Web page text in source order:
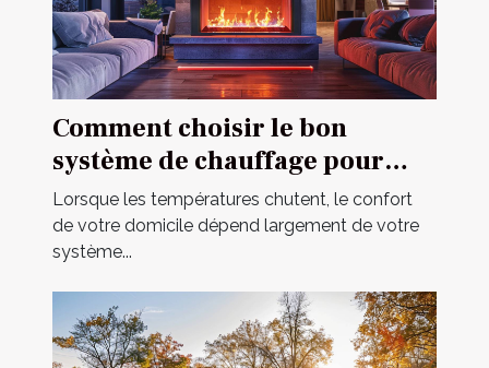
Comment choisir le bon
système de chauffage pour
votre domicile
Lorsque les températures chutent, le confort
de votre domicile dépend largement de votre
système...